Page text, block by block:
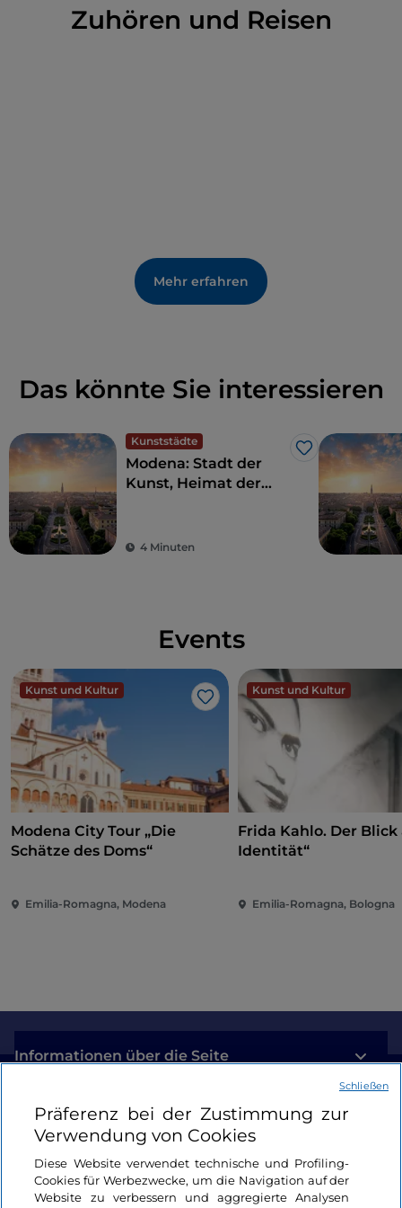
Gestalt darstellen.
Zuhören und Reisen
Mehr erfahren
Das könnte Sie interessieren
Kunststädte
Like
Modena: Stadt der
Kunst, Heimat der
4 Minuten
Events
Kunst und Kultur
Like
Modena City Tour „Die
Schätze des Doms“
Emilia-Romagna, Modena
Kunst und Kultur
Frida Kahlo. Der Blick
Identität“
Emilia-Romagna, Bologna
Informationen über die Seite
Nützliche Links
Login
Bleiben wir in Kontakt
Präferenz bei der Zustimmung zur
Verwendung von Cookies
Diese Website verwendet technische und Profiling-
Cookies für Werbezwecke, um die Navigation auf der
Website zu verbessern und aggregierte Analysen
Schließen